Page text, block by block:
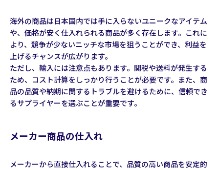
海外の商品は日本国内では手に入らないユニークなアイテム
や、価格が安く仕入れられる商品が多く存在します。これに
より、競争が少ないニッチな市場を狙うことができ、利益を
上げるチャンスが広がります。
ただし、輸入には注意点もあります。関税や送料が発生する
ため、コスト計算をしっかり行うことが必要です。また、商
品の品質や納期に関するトラブルを避けるために、信頼でき
るサプライヤーを選ぶことが重要です。
メーカー商品の仕入れ
メーカーから直接仕入れることで、品質の高い商品を安定的